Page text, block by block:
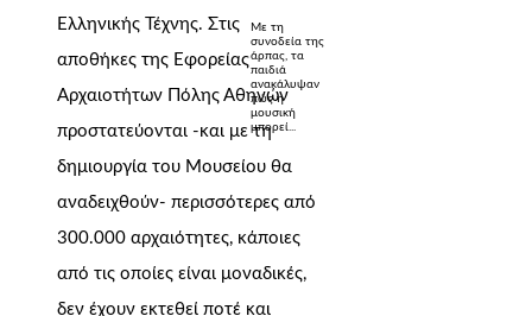
Με τη
συνοδεία της
άρπας, τα
παιδιά
ανακάλυψαν
πώς η
μουσική
μπορεί...
Ελληνικής Τέχνης. Στις
αποθήκες της Εφορείας
Αρχαιοτήτων Πόλης Αθηνών
προστατεύονται -και με τη
δημιουργία του Μουσείου θα
αναδειχθούν- περισσότερες από
300.000 αρχαιότητες, κάποιες
από τις οποίες είναι μοναδικές,
δεν έχουν εκτεθεί ποτέ και